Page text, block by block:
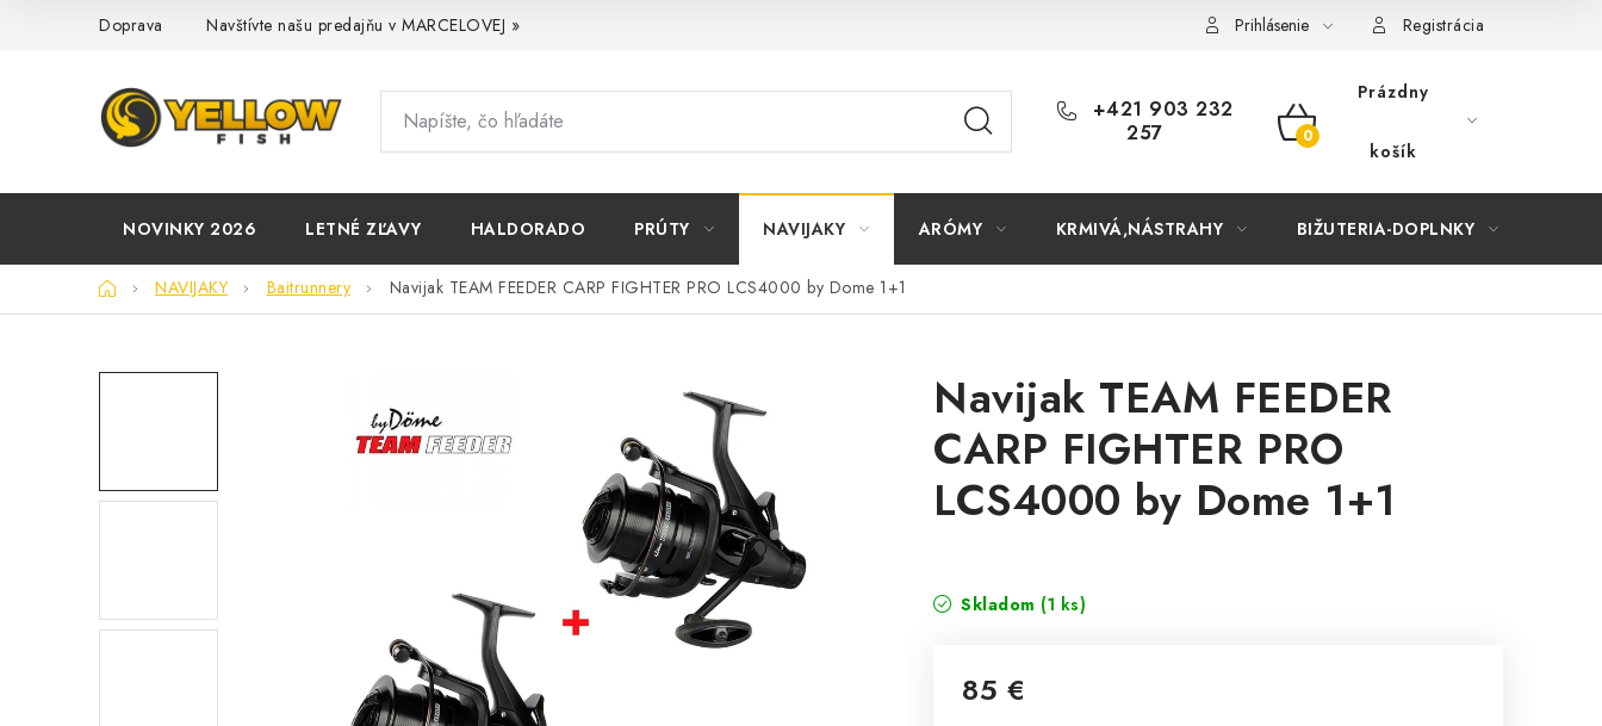
Doprava Navštívte našu predajňu v MARCELOVEJ » Prihlásenie Registrácia
+421 903 232
257
NÁKUPNÝ
Prázdny
košík
NOVINKY 2026 LETNÉ ZĽAVY HALDORADO PRÚTY NAVIJAKY ARÓMY KRMIVÁ,NÁSTRAHY BIŽUTERIA-DOPLNKY
DomovNAVIJAKY Baitrunnery Navijak TEAM FEEDER CARP FIGHTER PRO LCS4000 by Dome 1+1
Navijak TEAM FEEDER
CARP FIGHTER PRO
LCS4000 by Dome 1+1
Skladom (1 ks)
85 €